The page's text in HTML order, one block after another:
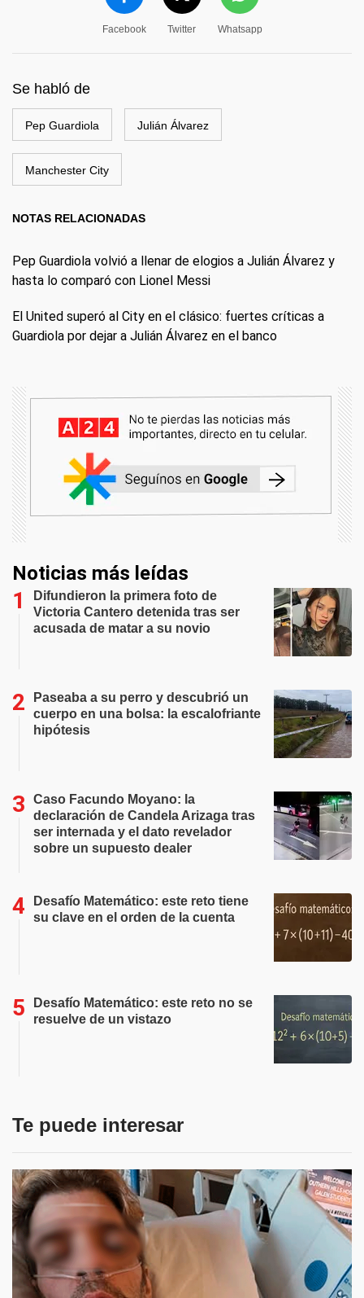
Facebook Twitter Whatsapp
Se habló de
Pep Guardiola Julián Álvarez
Manchester City
NOTAS RELACIONADAS
Pep Guardiola volvió a llenar de elogios a Julián Álvarez y
hasta lo comparó con Lionel Messi
El United superó al City en el clásico: fuertes críticas a
Guardiola por dejar a Julián Álvarez en el banco
Noticias más leídas
Difundieron la primera foto de
Victoria Cantero detenida tras ser
acusada de matar a su novio
Paseaba a su perro y descubrió un
cuerpo en una bolsa: la escalofriante
hipótesis
Caso Facundo Moyano: la
declaración de Candela Arizaga tras
ser internada y el dato revelador
sobre un supuesto dealer
Desafío Matemático: este reto tiene
su clave en el orden de la cuenta
Desafío Matemático: este reto no se
resuelve de un vistazo
Te puede interesar